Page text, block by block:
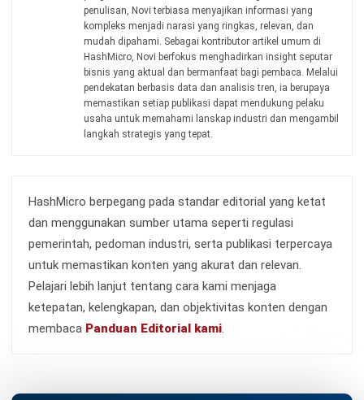
Mulai demo gratis hari ini tanpa komitmen. Dapatkan solusi terbaik
untuk bisnis yang lebih efisien.
Jadwalkan Konsultasi
Coba Gratis